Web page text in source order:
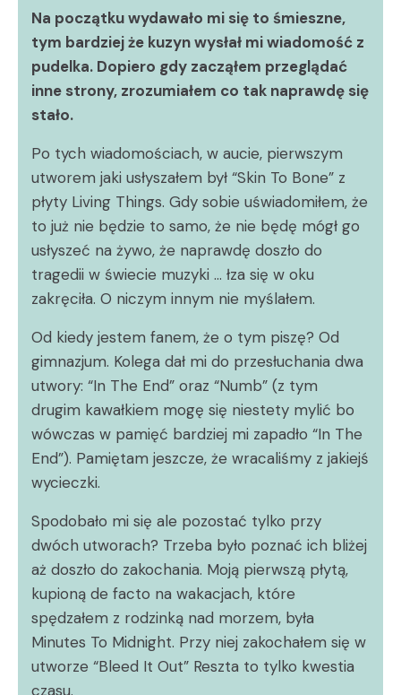
Na początku wydawało mi się to śmieszne,
tym bardziej że kuzyn wysłał mi wiadomość z
pudelka. Dopiero gdy zacząłem przeglądać
inne strony, zrozumiałem co tak naprawdę się
stało.
Po tych wiadomościach, w aucie, pierwszym
utworem jaki usłyszałem był “Skin To Bone” z
płyty Living Things. Gdy sobie uświadomiłem, że
to już nie będzie to samo, że nie będę mógł go
usłyszeć na żywo, że naprawdę doszło do
tragedii w świecie muzyki … łza się w oku
zakręciła. O niczym innym nie myślałem.
Od kiedy jestem fanem, że o tym piszę? Od
gimnazjum. Kolega dał mi do przesłuchania dwa
utwory: “In The End” oraz “Numb” (z tym
drugim kawałkiem mogę się niestety mylić bo
wówczas w pamięć bardziej mi zapadło “In The
End”). Pamiętam jeszcze, że wracaliśmy z jakiejś
wycieczki.
Spodobało mi się ale pozostać tylko przy
dwóch utworach? Trzeba było poznać ich bliżej
aż doszło do zakochania. Moją pierwszą płytą,
kupioną de facto na wakacjach, które
spędzałem z rodzinką nad morzem, była
Minutes To Midnight. Przy niej zakochałem się w
utworze “Bleed It Out” Reszta to tylko kwestia
czasu.